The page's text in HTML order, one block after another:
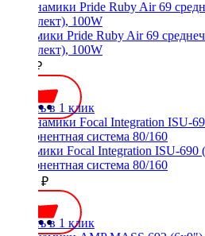
Динамики Pride Ruby Air 69
(комплект), 100W
4500 ₽
Купить в 1 клик
Динамики Focal Integration ISU-690
компонентная система 80/160
17700 ₽
Купить в 1 клик